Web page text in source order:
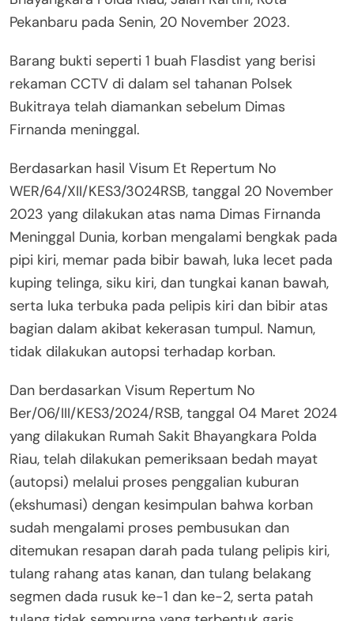
Pekanbaru pada Senin, 20 November 2023.
Barang bukti seperti 1 buah Flasdist yang berisi
rekaman CCTV di dalam sel tahanan Polsek
Bukitraya telah diamankan sebelum Dimas
Firnanda meninggal.
Berdasarkan hasil Visum Et Repertum No
WER/64/XII/KES3/3024RSB, tanggal 20 November
2023 yang dilakukan atas nama Dimas Firnanda
Meninggal Dunia, korban mengalami bengkak pada
pipi kiri, memar pada bibir bawah, luka lecet pada
kuping telinga, siku kiri, dan tungkai kanan bawah,
serta luka terbuka pada pelipis kiri dan bibir atas
bagian dalam akibat kekerasan tumpul. Namun,
tidak dilakukan autopsi terhadap korban.
Dan berdasarkan Visum Repertum No
Ber/06/III/KES3/2024/RSB, tanggal 04 Maret 2024
yang dilakukan Rumah Sakit Bhayangkara Polda
Riau, telah dilakukan pemeriksaan bedah mayat
(autopsi) melalui proses penggalian kuburan
(ekshumasi) dengan kesimpulan bahwa korban
sudah mengalami proses pembusukan dan
ditemukan resapan darah pada tulang pelipis kiri,
tulang rahang atas kanan, dan tulang belakang
segmen dada rusuk ke-1 dan ke-2, serta patah